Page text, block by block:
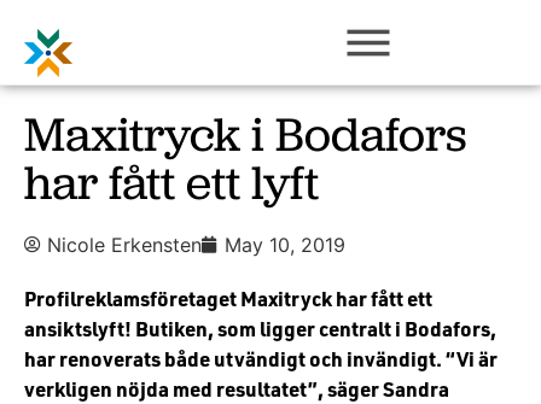
Maxitryck i Bodafors
har fått ett lyft
Nicole Erkensten May 10, 2019
Profilreklamsföretaget Maxitryck har fått ett
ansiktslyft! Butiken, som ligger centralt i Bodafors,
har renoverats både utvändigt och invändigt. “Vi är
verkligen nöjda med resultatet”, säger Sandra